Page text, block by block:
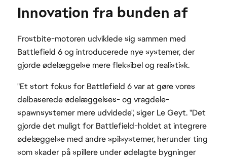
Innovation fra bunden af
Frostbite-motoren udviklede sig sammen med
Battlefield 6 og introducerede nye systemer, der
gjorde ødelæggelse mere fleksibel og realistisk.
"Et stort fokus for Battlefield 6 var at gøre vores
delbaserede ødelæggelses- og vragdele-
spawnsystemer mere udvidede", siger Le Geyt. "Det
gjorde det muligt for Battlefield-holdet at integrere
ødelæggelse med andre spilsystemer, herunder ting
som skader på spillere under ødelagte bygninger